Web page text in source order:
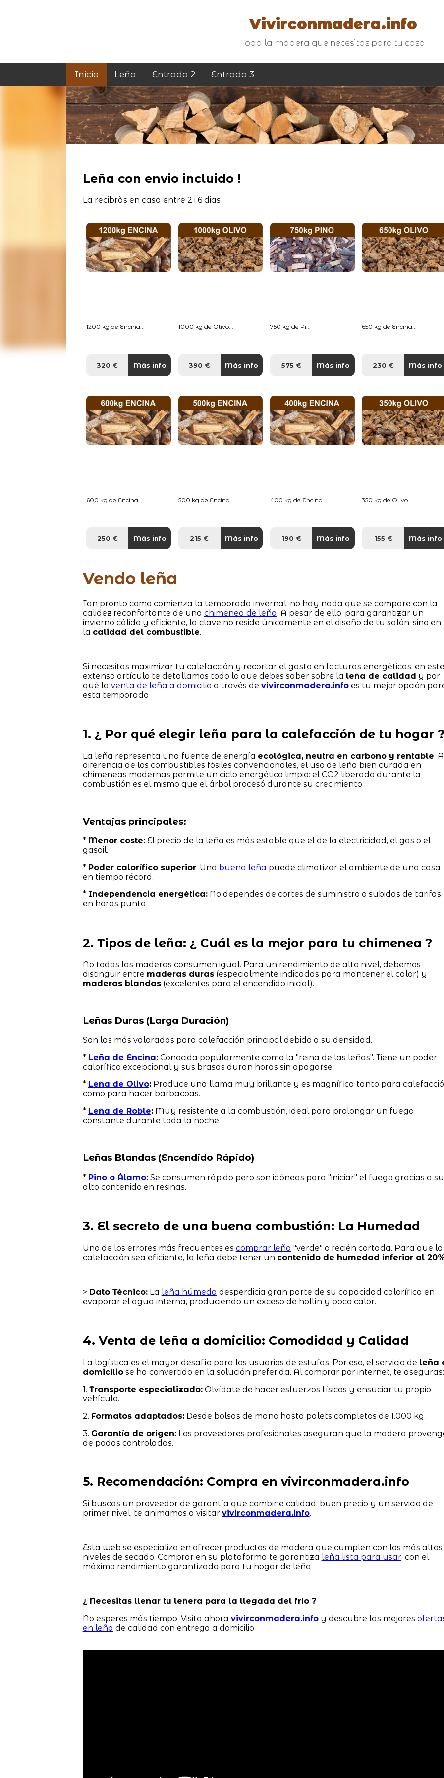
Vivirconmadera.info
Toda la madera que necesitas para tu casa
Inicio Leña Entrada 2 Entrada 3
Leña con envio incluido !
La recibràs en casa entre 2 i 6 dias
1200 kg de Encina...
320 € Más info
1000 kg de Olivo...
390 € Más info
750 kg de Pi...
575 € Más info
650 kg de Encina...
230 € Más info
600 kg de Encina...
250 € Más info
500 kg de Encina...
215 € Más info
400 kg de Encina...
190 € Más info
350 kg de Olivo...
155 € Más info
Vendo leña
Tan pronto como comienza la temporada invernal, no hay nada que se compare con la
calidez reconfortante de una chimenea de leña. A pesar de ello, para garantizar un
invierno cálido y eficiente, la clave no reside únicamente en el diseño de tu salón, sino en
la calidad del combustible.
Si necesitas maximizar tu calefacción y recortar el gasto en facturas energéticas, en este
extenso artículo te detallamos todo lo que debes saber sobre la leña de calidad y por
qué la venta de leña a domicilio a través de vivirconmadera.infoes tu mejor opción
esta temporada.
1. ¿ Por qué elegir leña para la calefacción de tu hogar ?
La leña representa una fuente de energía ecológica, neutra en carbono y rentable. A
diferencia de los combustibles fósiles convencionales, el uso de leña bien curada en
chimeneas modernas permite un ciclo energético limpio: el CO2 liberado durante la
combustión es el mismo que el árbol procesó durante su crecimiento.
Ventajas principales:
* Menor coste:El precio de la leña es más estable que el de la electricidad, el gas o el
gasoil.
* Poder calorífico superior: Una buena leña puede climatizar el ambiente de una casa
en tiempo récord.
* Independencia energética:No dependes de cortes de suministro o subidas de tarifas
en horas punta.
2. Tipos de leña: ¿ Cuál es la mejor para tu chimenea ?
No todas las maderas consumen igual. Para un rendimiento de alto nivel, debemos
distinguir entre maderas duras(especialmente indicadas para mantener el calor) y
maderas blandas(excelentes para el encendido inicial).
Leñas Duras (Larga Duración)
Son las más valoradas para calefacción principal debido a su densidad.
* Leña de Encina:Conocida popularmente como la "reina de las leñas". Tiene un poder
calorífico excepcional y sus brasas duran horas sin apagarse.
* Leña de Olivo:Produce una llama muy brillante y es magnífica tanto para
como para hacer barbacoas.
* Leña de Roble:Muy resistente a la combustión, ideal para prolongar un fuego
constante durante toda la noche.
Leñas Blandas (Encendido Rápido)
* Pino o Álamo:Se consumen rápido pero son idóneas para "iniciar" el fuego gracias a su
alto contenido en resinas.
3. El secreto de una buena combustión: La Humedad
Uno de los errores más frecuentes es comprar leña "verde" o recién cortada. Para que la
calefacción sea eficiente, la leña debe tener un contenido de humedad inferior al
> Dato Técnico:La leña húmeda desperdicia gran parte de su capacidad calorífica en
evaporar el agua interna, produciendo un exceso de hollín y poco calor.
4. Venta de leña a domicilio: Comodidad y Calidad
La logística es el mayor desafío para los usuarios de estufas. Por eso, el servicio de leña
domiciliose ha convertido en la solución preferida. Al comprar por internet, te aseguras:
1. Transporte especializado:Olvídate de hacer esfuerzos físicos y ensuciar tu propio
vehículo.
2. Formatos adaptados:Desde bolsas de mano hasta palets completos de 1.000 kg.
3. Garantía de origen:Los proveedores profesionales aseguran que la madera
de podas controladas.
5. Recomendación: Compra en vivirconmadera.info
Si buscas un proveedor de garantía que combine calidad, buen precio y un servicio de
primer nivel, te animamos a visitar vivirconmadera.info.
Esta web se especializa en ofrecer productos de madera que cumplen con los más altos
niveles de secado. Comprar en su plataforma te garantiza leña lista para usar, con el
máximo rendimiento garantizado para tu hogar de leña.
¿ Necesitas llenar tu leñera para la llegada del frío ?
No esperes más tiempo. Visita ahora vivirconmadera.infoy descubre las mejores
en leña de calidad con entrega a domicilio.